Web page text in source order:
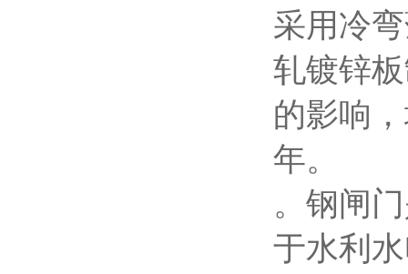
采用冷
轧镀锌
的影响
年。
。钢闸
于水利